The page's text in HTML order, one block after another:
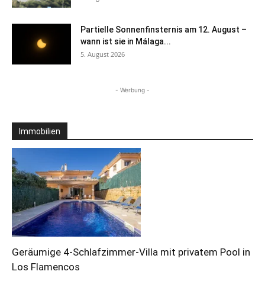
Partielle Sonnenfinsternis am 12. August –
wann ist sie in Málaga...
5. August 2026
- Werbung -
Immobilien
Geräumige 4-Schlafzimmer-Villa mit privatem Pool in
Los Flamencos